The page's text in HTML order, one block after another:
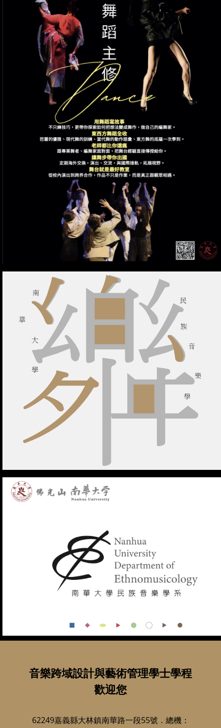
音樂跨域設計與藝術管理學士學程
歡迎您
62249嘉義縣大林鎮南華路一段55號．總機：